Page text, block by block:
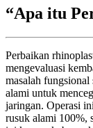
“Apa itu
Perbaikan
mengevaluasi
masalah
alami untuk
jaringan. Operasi
rusuk alami 100%,